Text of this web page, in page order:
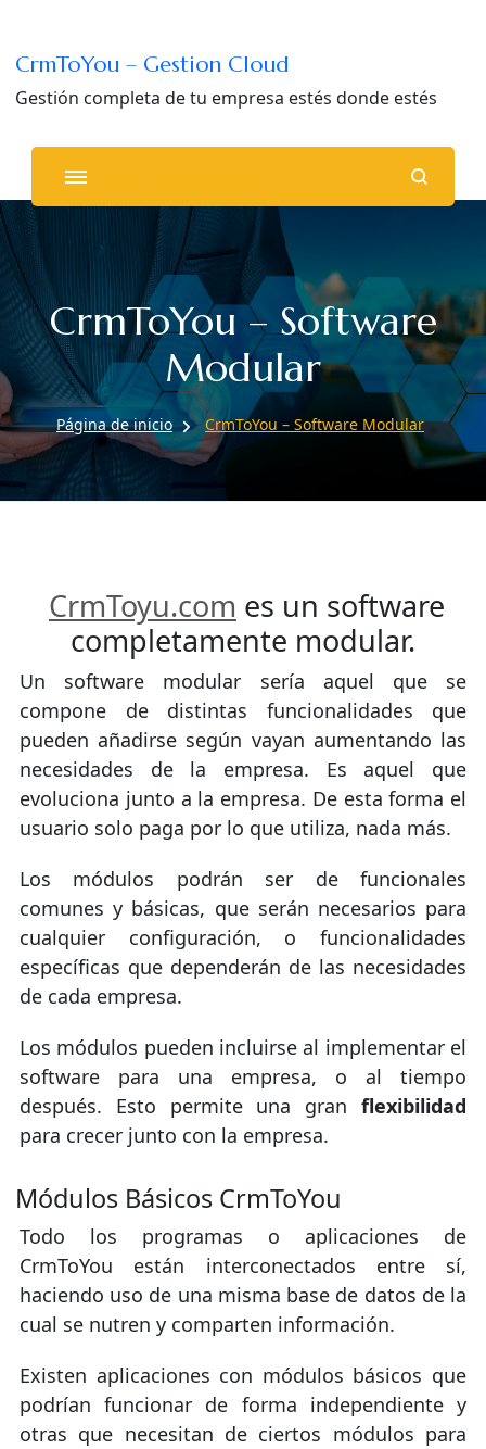
CrmToYou – Gestion Cloud
Gestión completa de tu empresa estés donde estés
CrmToYou – Software
Modular
Página de inicio CrmToYou – Software Modular
CrmToyu.com es un software
completamente modular.
Un software modular sería aquel que se
compone de distintas funcionalidades que
pueden añadirse según vayan aumentando las
necesidades de la empresa. Es aquel que
evoluciona junto a la empresa. De esta forma el
usuario solo paga por lo que utiliza, nada más.
Los módulos podrán ser de funcionales
comunes y básicas, que serán necesarios para
cualquier configuración, o funcionalidades
específicas que dependerán de las necesidades
de cada empresa.
Los módulos pueden incluirse al implementar el
software para una empresa, o al tiempo
después. Esto permite una gran flexibilidad
para crecer junto con la empresa.
Módulos Básicos CrmToYou
Todo los programas o aplicaciones de
CrmToYou están interconectados entre sí,
haciendo uso de una misma base de datos de la
cual se nutren y comparten información.
Existen aplicaciones con módulos básicos que
podrían funcionar de forma independiente y
otras que necesitan de ciertos módulos para